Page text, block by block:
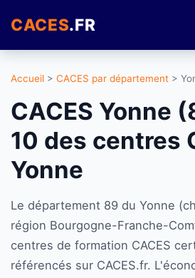
CACES.FR
Accueil > CACES par département >
CACES Yonne
10 des centres
Yonne
Le département 89 du Yonne
région Bourgogne-Franche-
centres de formation CACES
référencés sur CACES.fr.